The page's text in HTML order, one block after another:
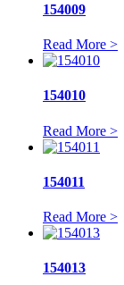
154009
Read More >
154010
Read More >
154011
Read More >
154013